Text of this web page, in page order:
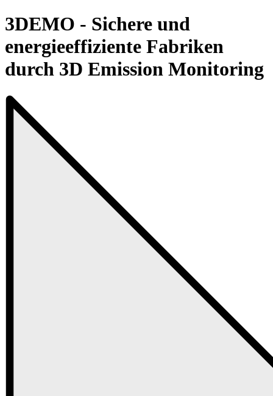
3DEMO - Sichere und
energieeffiziente Fabriken
durch 3D Emission Monitoring